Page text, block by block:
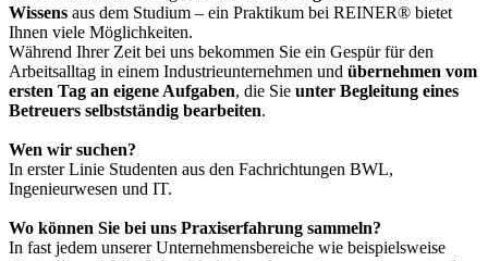
Wissens aus dem Studium – ein Praktikum bei REINER® bietet
Ihnen viele Möglichkeiten.
Während Ihrer Zeit bei uns bekommen Sie ein Gespür für den
Arbeitsalltag in einem Industrieunternehmen und übernehmen vom
ersten Tag an eigene Aufgaben, die Sie unter Begleitung eines
Betreuers selbstständig bearbeiten.
Wen wir suchen?
In erster Linie Studenten aus den Fachrichtungen BWL,
Ingenieurwesen und IT.
Wo können Sie bei uns Praxiserfahrung sammeln?
In fast jedem unserer Unternehmensbereiche wie beispielsweise